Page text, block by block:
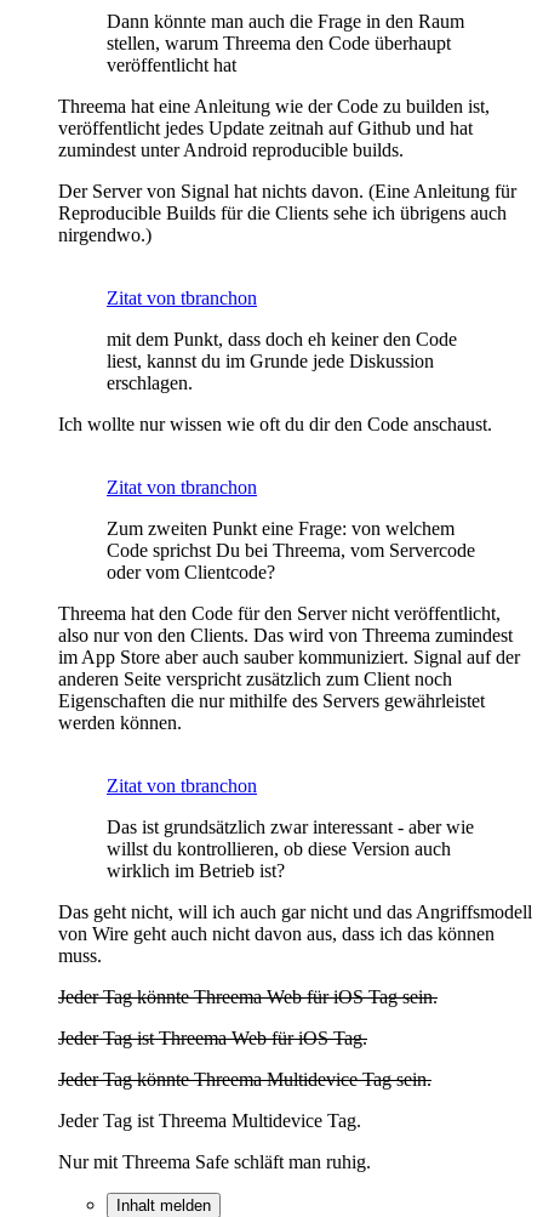
Dann könnte man auch die Frage in den Raum
stellen, warum Threema den Code überhaupt
veröffentlicht hat
Threema hat eine Anleitung wie der Code zu builden ist,
veröffentlicht jedes Update zeitnah auf Github und hat
zumindest unter Android reproducible builds.
Der Server von Signal hat nichts davon. (Eine Anleitung für
Reproducible Builds für die Clients sehe ich übrigens auch
nirgendwo.)
Zitat von tbranchon
mit dem Punkt, dass doch eh keiner den Code
liest, kannst du im Grunde jede Diskussion
erschlagen.
Ich wollte nur wissen wie oft du dir den Code anschaust.
Zitat von tbranchon
Zum zweiten Punkt eine Frage: von welchem
Code sprichst Du bei Threema, vom Servercode
oder vom Clientcode?
Threema hat den Code für den Server nicht veröffentlicht,
also nur von den Clients. Das wird von Threema zumindest
im App Store aber auch sauber kommuniziert. Signal auf der
anderen Seite verspricht zusätzlich zum Client noch
Eigenschaften die nur mithilfe des Servers gewährleistet
werden können.
Zitat von tbranchon
Das ist grundsätzlich zwar interessant - aber wie
willst du kontrollieren, ob diese Version auch
wirklich im Betrieb ist?
Das geht nicht, will ich auch gar nicht und das Angriffsmodell
von Wire geht auch nicht davon aus, dass ich das können
muss.
Jeder Tag könnte Threema Web für iOS Tag sein.
Jeder Tag ist Threema Web für iOS Tag.
Jeder Tag könnte Threema Multidevice Tag sein.
Jeder Tag ist Threema Multidevice Tag.
Nur mit Threema Safe schläft man ruhig.
Inhalt melden